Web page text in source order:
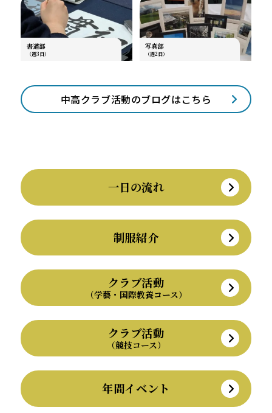
書道部
（週3日）
写真部
（週2日）
中高クラブ活動のブログはこちら
一日の流れ
制服紹介
クラブ活動
（学藝・国際教養コース）
クラブ活動
（競技コース）
年間イベント